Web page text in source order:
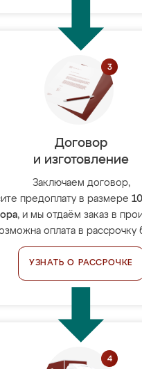
Договор
и изготовление
Заключаем договор,
предоплату в размере
, и мы отдаём заказ в
оплата в рассрочку
УЗНАТЬ О РАССРОЧКЕ